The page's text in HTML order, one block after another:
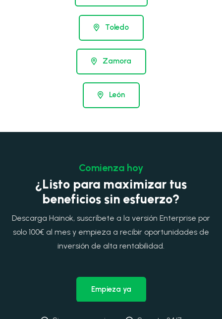
Toledo
Zamora
León
Comienza hoy
¿Listo para maximizar tus
beneficios sin esfuerzo?
Descarga Hainok, suscríbete a la versión Enterprise por
solo 100€ al mes y empieza a recibir oportunidades de
inversión de alta rentabilidad.
Empieza ya